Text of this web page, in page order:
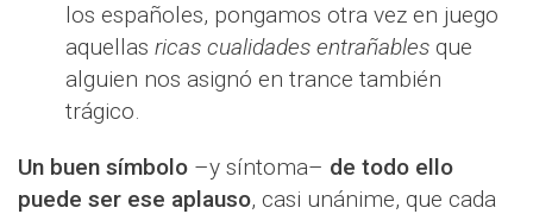
los españoles, pongamos otra vez en juego
aquellas ricas cualidades entrañables que
alguien nos asignó en trance también
trágico.
Un buen símbolo –y síntoma– de todo ello
puede ser ese aplauso, casi unánime, que cada